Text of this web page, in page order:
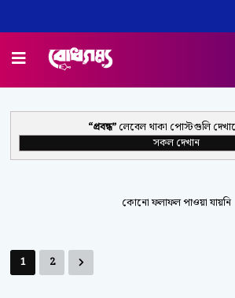
প্রবন্ধ লেবেল থাকা পোস্টগুলি
সকল দেখান
কোনো ফলাফল পাওয়া যায়নি
1 2